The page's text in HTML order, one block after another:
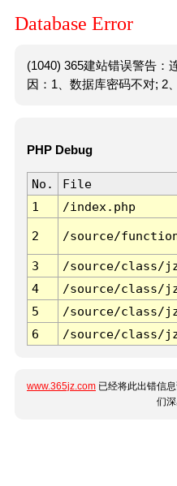
Database Error
(1040) 365建站错误警告：
因：1、数据库密码不对; 2
PHP Debug
No. File
1
/index.php
2 /source/
3 /source/class/
4
/source/class/
5
/source/class/
6
/source/class/
www.365jz.com 已经将此出错信
们